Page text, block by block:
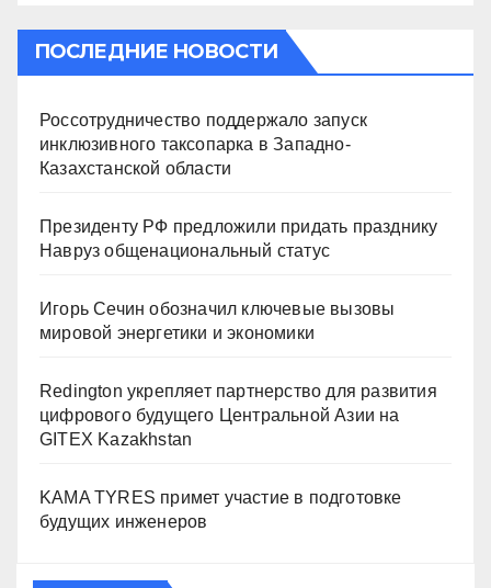
ПОСЛЕДНИЕ НОВОСТИ
Россотрудничество поддержало запуск
инклюзивного таксопарка в Западно-
Казахстанской области
Президенту РФ предложили придать празднику
Навруз общенациональный статус
Игорь Сечин обозначил ключевые вызовы
мировой энергетики и экономики
Redington укрепляет партнерство для развития
цифрового будущего Центральной Азии на
GITEX Kazakhstan
KAMA TYRES примет участие в подготовке
будущих инженеров